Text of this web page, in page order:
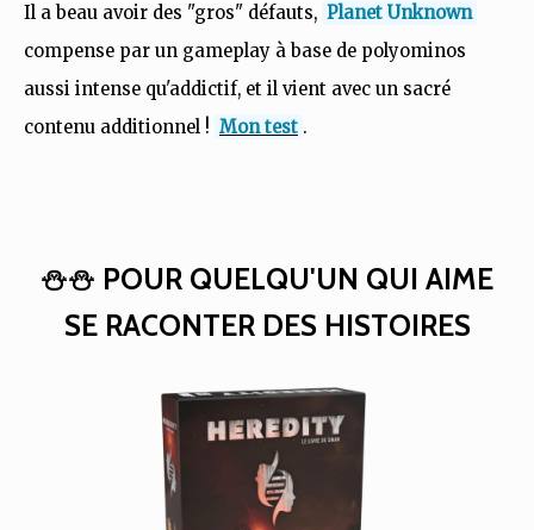
Il a beau avoir des "gros" défauts, Planet Unknown
compense par un gameplay à base de polyominos
aussi intense qu'addictif, et il vient avec un sacré
contenu additionnel ! Mon test .
⛄⛄ POUR QUELQU'UN QUI AIME
SE RACONTER DES HISTOIRES